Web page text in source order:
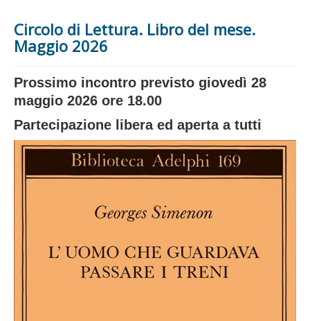
Circolo di Lettura. Libro del mese.
Maggio 2026
Prossimo incontro previsto giovedì 28
maggio 2026 ore 18.00
Partecipazione libera ed aperta a tutti